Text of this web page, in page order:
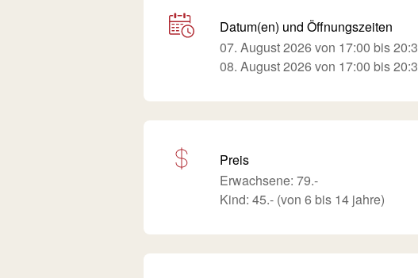
Datum(en) und Öffnungszeiten
07. August 2026 von 17:00 bis
08. August 2026 von 17:00 bis
Preis
Erwachsene: 79.-
Kind: 45.- (von 6 bis 14 jahre)